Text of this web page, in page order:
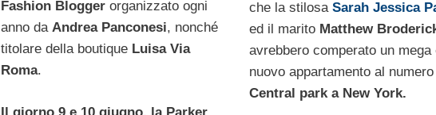
Fashion Bloggerorganizzato ogni
anno da Andrea Panconesi, nonché
titolare della boutique Luisa Via
Roma.
Il giorno 9 e 10 giugno, la Parker
che la stilosa Sarah Jessica
ed il marito Matthew
avrebbero comperato un mega
nuovo appartamento al
Central park a New York.